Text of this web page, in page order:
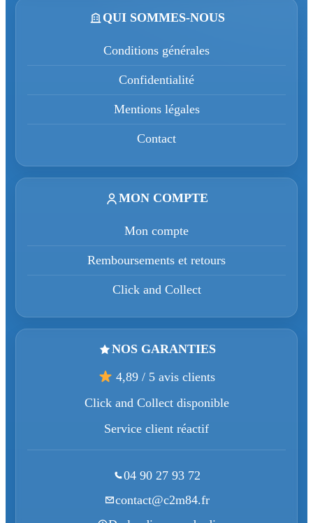
QUI SOMMES-NOUS
Conditions générales
Confidentialité
Mentions légales
Contact
MON COMPTE
Mon compte
Remboursements et retours
Click and Collect
NOS GARANTIES
4,89 / 5 avis clients
Click and Collect disponible
Service client réactif
04 90 27 93 72
contact@c2m84.fr